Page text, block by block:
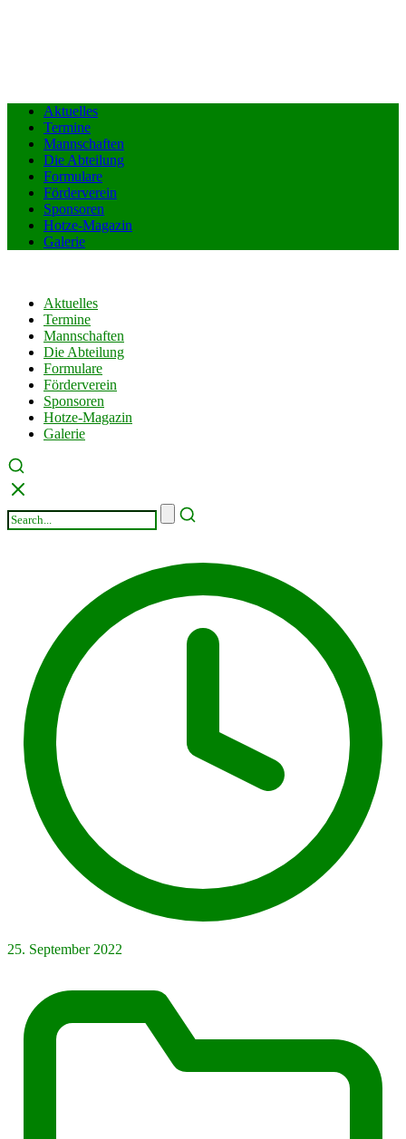
Aktuelles
Termine
Mannschaften
Die Abteilung
Formulare
Förderverein
Sponsoren
Hotze-Magazin
Galerie
Aktuelles
Termine
Mannschaften
Die Abteilung
Formulare
Förderverein
Sponsoren
Hotze-Magazin
Galerie
25. September 2022